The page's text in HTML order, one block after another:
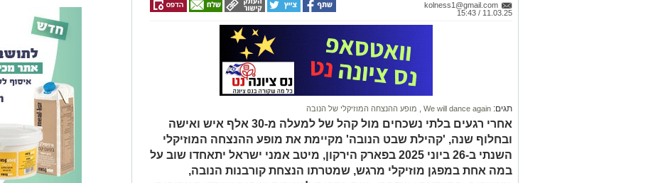
kolness1@gmail.com
11.03.25 / 15:43
תגים: We will dance again מופע ההנצחה המוזיקלי של הנובה
אחרי רגעים בלתי נשכחים מול קהל של למעלה מ-30 אלף איש ואישה
ובחלוף שנה, 'קהילת שבט הנובה' מקיימת את מופע ההנצחה המוזיקלי
השנתי ב-26 ביוני 2025 בפארק הירקון, מיטב אמני ישראל יתאחדו שוב על
במה אחת במפגן מוזיקלי מרגש, שמטרתו הנצחת קורבנות הנובה,